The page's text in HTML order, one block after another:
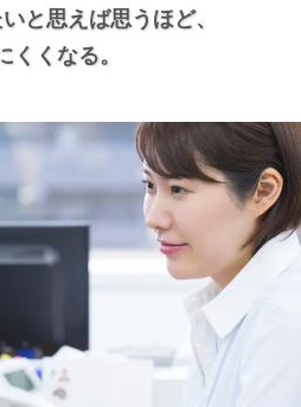
と思えば思うほど、
くくなる。